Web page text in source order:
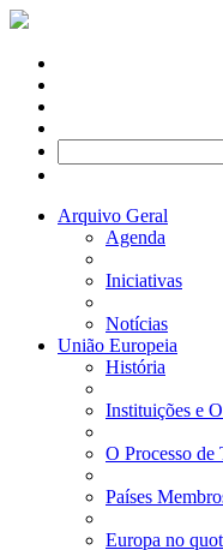
Arquivo Geral
Agenda
Iniciativas
Notícias
União Europeia
História
Instituições e
O Processo de
Países
Europa no